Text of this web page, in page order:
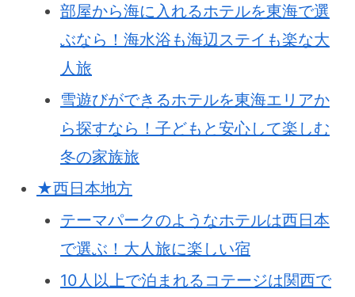
部屋から海に入れるホテルを東海で選
ぶなら！海水浴も海辺ステイも楽な大
人旅
雪遊びができるホテルを東海エリアか
ら探すなら！子どもと安心して楽しむ
冬の家族旅
★西日本地方
テーマパークのようなホテルは西日本
で選ぶ！大人旅に楽しい宿
10人以上で泊まれるコテージは関西で